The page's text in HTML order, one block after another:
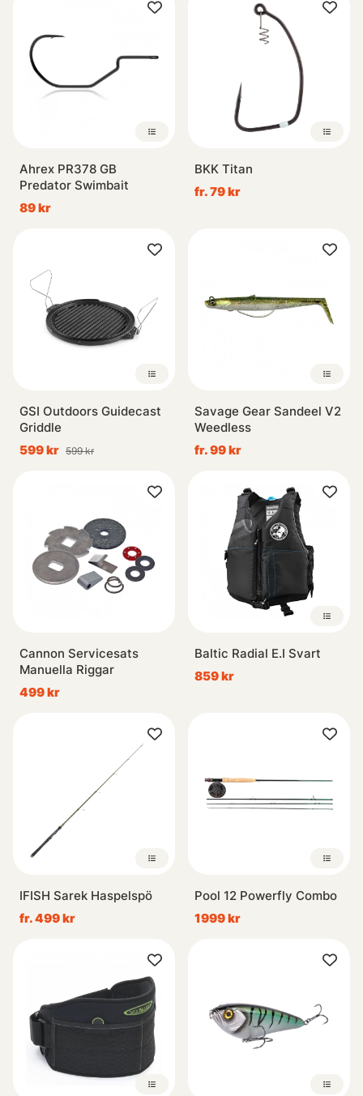
Ahrex PR378 GB
Predator Swimbait
89 kr
BKK Titan
fr. 79 kr
GSI Outdoors Guidecast
Griddle
599 kr 599 kr
Savage Gear Sandeel V2
Weedless
fr. 99 kr
Cannon Servicesats
Manuella Riggar
499 kr
Baltic Radial E.I Svart
859 kr
IFISH Sarek Haspelspö
fr. 499 kr
Pool 12 Powerfly Combo
1999 kr